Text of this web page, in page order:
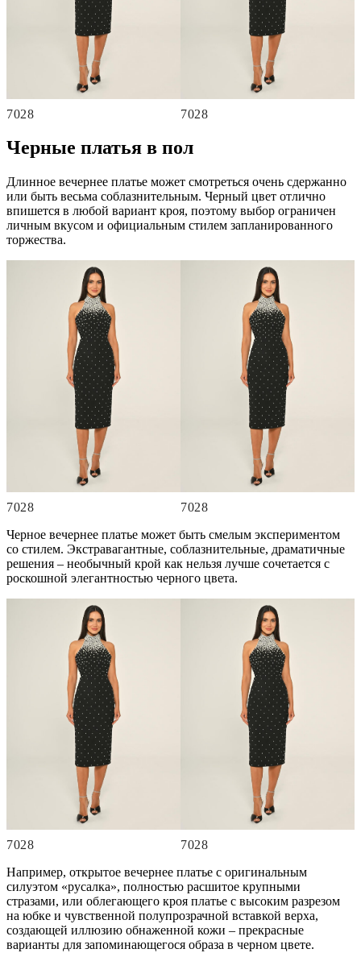
7028 7028
Черные платья в пол
Длинное вечернее платье может смотреться очень сдержанно
или быть весьма соблазнительным. Черный цвет отлично
впишется в любой вариант кроя, поэтому выбор ограничен
личным вкусом и официальным стилем запланированного
торжества.
7028
7028
Черное вечернее платье может быть смелым экспериментом
со стилем. Экстравагантные, соблазнительные, драматичные
решения – необычный крой как нельзя лучше сочетается с
роскошной элегантностью черного цвета.
7028
7028
Например, открытое вечернее платье с оригинальным
силуэтом «русалка», полностью расшитое крупными
стразами, или облегающего кроя платье с высоким разрезом
на юбке и чувственной полупрозрачной вставкой верха,
создающей иллюзию обнаженной кожи – прекрасные
варианты для запоминающегося образа в черном цвете.